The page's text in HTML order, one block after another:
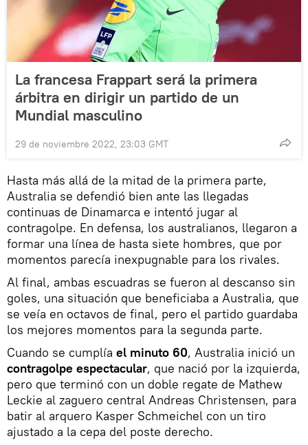
La francesa Frappart será la primera
árbitra en dirigir un partido de un
Mundial masculino
29 de noviembre 2022, 23:03 GMT
Hasta más allá de la mitad de la primera parte,
Australia se defendió bien ante las llegadas
continuas de Dinamarca e intentó jugar al
contragolpe. En defensa, los australianos, llegaron a
formar una línea de hasta siete hombres, que por
momentos parecía inexpugnable para los rivales.
Al final, ambas escuadras se fueron al descanso sin
goles, una situación que beneficiaba a Australia, que
se veía en octavos de final, pero el partido guardaba
los mejores momentos para la segunda parte.
Cuando se cumplía el minuto 60, Australia inició un
contragolpe espectacular, que nació por la izquierda,
pero que terminó con un doble regate de Mathew
Leckie al zaguero central Andreas Christensen, para
batir al arquero Kasper Schmeichel con un tiro
ajustado a la cepa del poste derecho.